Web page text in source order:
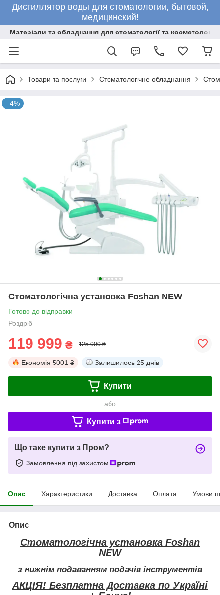
Дистиллятор воды для стоматологии, бытовой,
медицинский!
Матеріали та обладнання для стоматології та косметології
Товари та послуги Стоматологічне обладнання
–4%
Стоматологічна установка Foshan NEW
Готово до відправки
Роздріб
119 999 ₴ 125 000 ₴
Економія 5001 ₴ Залишилось 25 днів
Купити
або
Купити з
Що таке купити з Пром?
Замовлення під захистом
Опис Характеристики Доставка Оплата Умови
Опис
Стоматологічна установка Foshan
NEW
з нижнім подаванням подачів інструментів
АКЦІЯ! Безплатна Доставка по Україні